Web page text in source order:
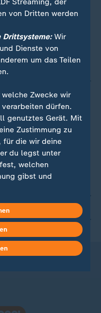
von Dritten werden
Drittsysteme:Wir
Dienste von
um das Teilen
Zwecke wir
dürfen.
genutztes Gerät. Mit
Zustimmung zu
für die wir deine
du legst unter
welchen
gibst und
oder ändern.
du in unserer